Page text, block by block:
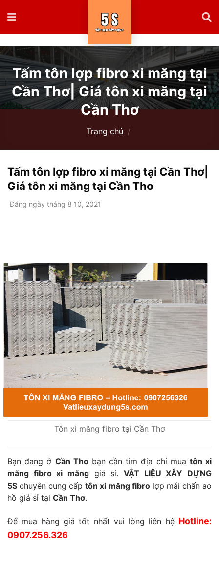
Tấm tôn lợp fibro xi măng tại
Cần Thơ| Giá tôn xi măng tại
Cần Thơ
Trang chủ /
Tấm tôn lợp fibro xi măng tại Cần Thơ|
Giá tôn xi măng tại Cần Thơ
Đăng ngày tháng 8 10, 2021
Tôn xi măng fibro tại Cần Thơ
Bạn đang ở Cần Thơbạn cần tìm địa chỉ mua tôn xi
măng fibro xi măng giá sỉ. VẬT LIỆU XÂY DỰNG
5S chuyên cung cấptôn xi măng fibrolợp mái chấn ao
hồ giá sỉ tại Cần Thơ.
Để mua hàng giá tốt nhất vui lòng liên hệ Hotline:
0907.256.326